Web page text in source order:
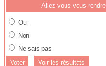
Allez-vous vous
Oui
Non
Ne sais pas
Voir les résultats